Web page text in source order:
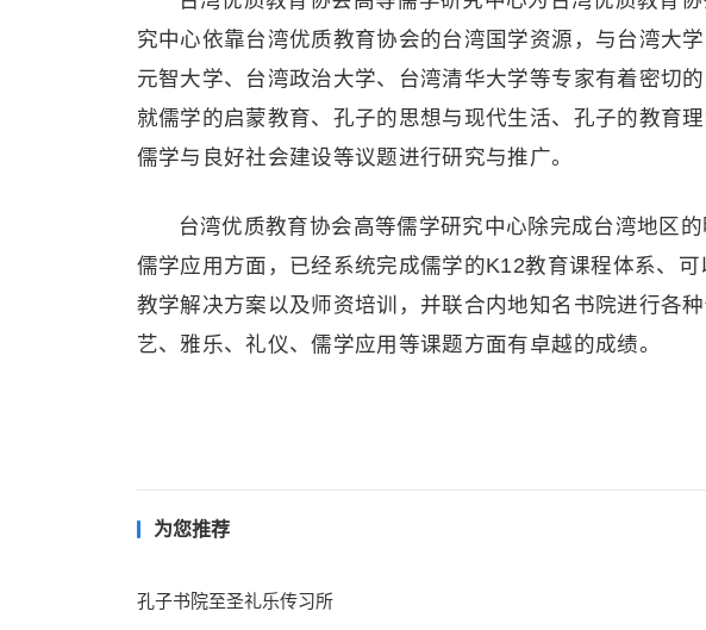
究中心依靠台湾优质教育协会的台湾国学资源，与台湾大
元智大学、台湾政治大学、台湾清华大学等专家有着密切
就儒学的启蒙教育、孔子的思想与现代生活、孔子的教育
儒学与良好社会建设等议题进行研究与推广。
台湾优质教育协会高等儒学研究中心除完成台湾地区
儒学应用方面，已经系统完成儒学的K12教育课程体系、
教学解决方案以及师资培训，并联合内地知名书院进行各
艺、雅乐、礼仪、儒学应用等课题方面有卓越的成绩。
为您推荐
孔子书院至圣礼乐传习所